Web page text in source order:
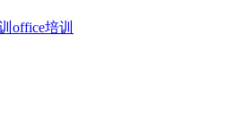
office培训